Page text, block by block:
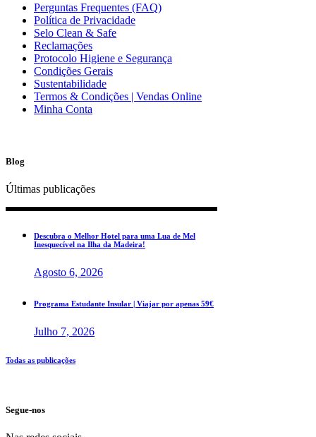
Perguntas Frequentes (FAQ)
Política de Privacidade
Selo Clean & Safe
Reclamações
Protocolo Higiene e Segurança
Condições Gerais
Sustentabilidade
Termos & Condições | Vendas Online
Minha Conta
Blog
Últimas publicações
Descubra o Melhor Hotel para uma Lua de Mel
Inesquecível na Ilha da Madeira!
Agosto 6, 2026
Programa Estudante Insular | Viajar por apenas 59€
Julho 7, 2026
Todas as publicações
Segue-nos